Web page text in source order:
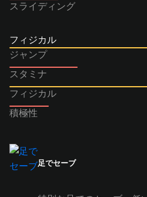
スライディング
フィジカル
ジャンプ
スタミナ
フィジカル
積極性
足でセーブ